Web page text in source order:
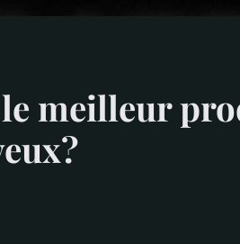
meilleur